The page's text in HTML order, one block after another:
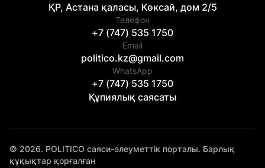
ҚР, Астана қаласы, Көксай, дом 2/5
Телефон
+7 (747) 535 1750
Email
politico.kz@gmail.com
WhatsApp
+7 (747) 535 1750
Құпиялық саясаты
© 2026. POLITICO саяси-әлеуметтік порталы. Барлық
құқықтар қорғалған